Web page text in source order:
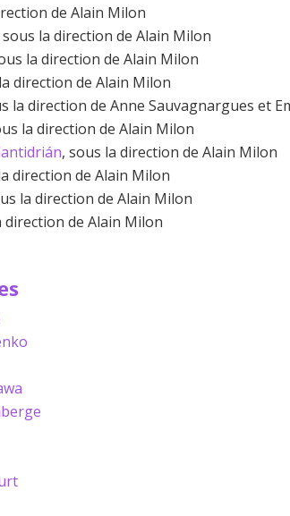
de Alain Milon
sous la direction de Alain Milon
la direction de Alain Milon
direction de Alain Milon
la direction de Anne Sauvagnargues et
la direction de Alain Milon
, sous la direction de Alain Milon
direction de Alain Milon
la direction de Alain Milon
direction de Alain Milon